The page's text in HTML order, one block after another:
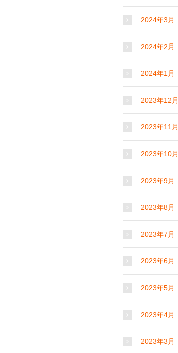
2024年3月
2024年2月
2024年1月
2023年12月
2023年11月
2023年10月
2023年9月
2023年8月
2023年7月
2023年6月
2023年5月
2023年4月
2023年3月